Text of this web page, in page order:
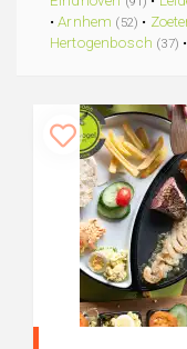
•Arnhem (52) •
Hertogenbosch (37)